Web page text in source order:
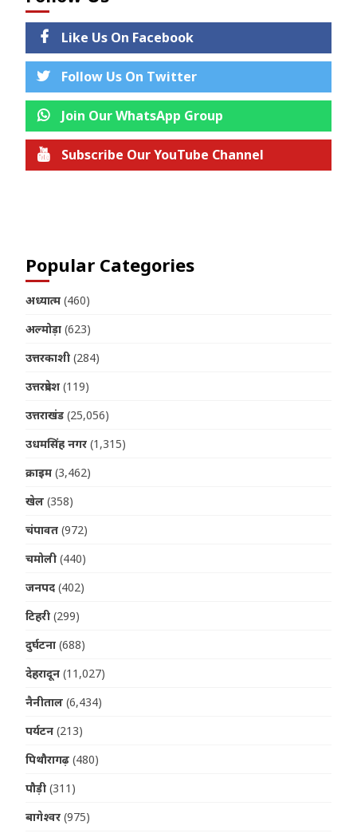
Like Us On Facebook
Follow Us On Twitter
Join Our WhatsApp Group
Subscribe Our YouTube Channel
Popular Categories
अध्यात्म (460)
अल्मोड़ा (623)
उत्तरकाशी (284)
उत्तरप्रदेश (119)
उत्तराखंड (25,056)
उधमसिंह नगर (1,315)
क्राइम (3,462)
खेल (358)
चंपावत (972)
चमोली (440)
जनपद (402)
टिहरी (299)
दुर्घटना (688)
देहरादून (11,027)
नैनीताल (6,434)
पर्यटन (213)
पिथौरागढ़ (480)
पौड़ी (311)
बागेश्वर (975)